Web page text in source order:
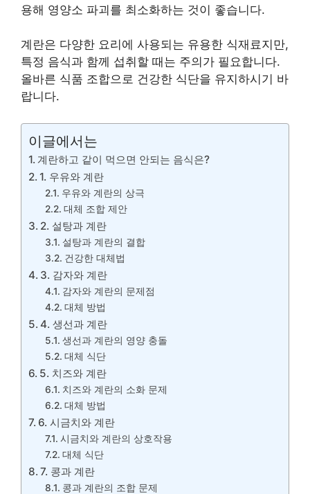
용해 영양소 파괴를 최소화하는 것이 좋습니다.
계란은 다양한 요리에 사용되는 유용한 식재료지만,
특정 음식과 함께 섭취할 때는 주의가 필요합니다.
올바른 식품 조합으로 건강한 식단을 유지하시기 바
랍니다.
이글에서는
계란하고 같이 먹으면 안되는 음식은?
1. 우유와 계란
우유와 계란의 상극
대체 조합 제안
2. 설탕과 계란
설탕과 계란의 결합
건강한 대체법
3. 감자와 계란
감자와 계란의 문제점
대체 방법
4. 생선과 계란
생선과 계란의 영양 충돌
대체 식단
5. 치즈와 계란
치즈와 계란의 소화 문제
대체 방법
6. 시금치와 계란
시금치와 계란의 상호작용
대체 식단
7. 콩과 계란
콩과 계란의 조합 문제